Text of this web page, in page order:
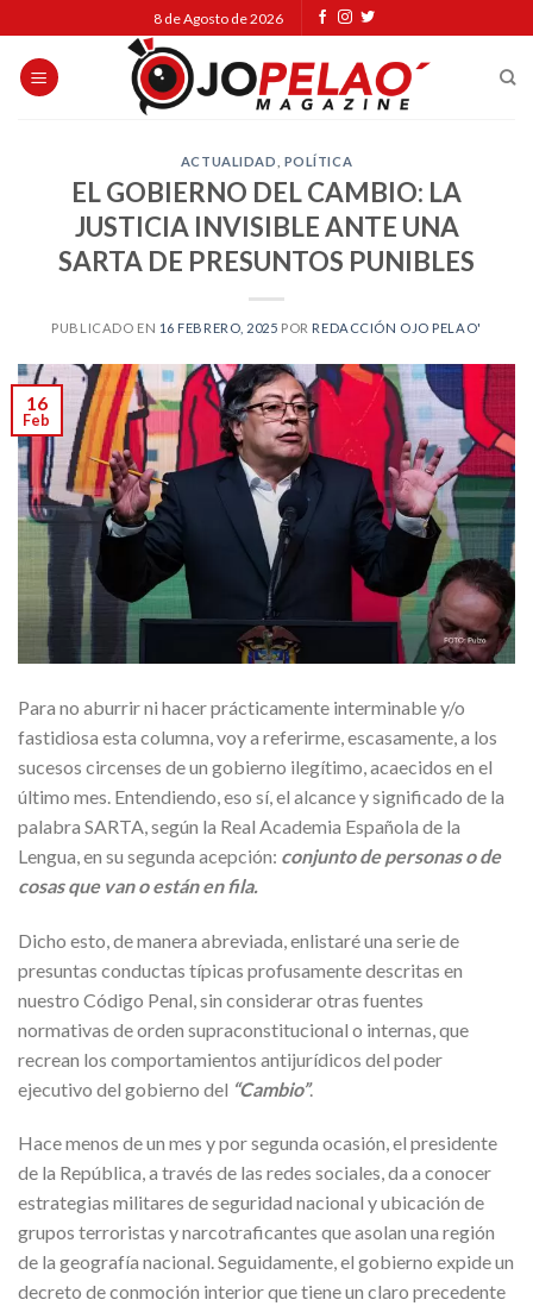
to
content
8 de Agosto de 2026
ACTUALIDAD POLÍTICA
EL GOBIERNO DEL CAMBIO: LA
JUSTICIA INVISIBLE ANTE UNA
SARTA DE PRESUNTOS PUNIBLES
PUBLICADO EN 16 FEBRERO, 2025 POR REDACCIÓN OJO PELAO'
16
Feb
Para no aburrir ni hacer prácticamente interminable y/o
fastidiosa esta columna, voy a referirme, escasamente, a los
sucesos circenses de un gobierno ilegítimo, acaecidos en el
último mes. Entendiendo, eso sí, el alcance y significado de la
palabra SARTA, según la Real Academia Española de la
Lengua, en su segunda acepción: conjunto de personas o de
cosas que van o están en fila.
Dicho esto, de manera abreviada, enlistaré una serie de
presuntas conductas típicas profusamente descritas en
nuestro Código Penal, sin considerar otras fuentes
normativas de orden supraconstitucional o internas, que
recrean los comportamientos antijurídicos del poder
ejecutivo del gobierno del “Cambio”.
Hace menos de un mes y por segunda ocasión, el presidente
de la República, a través de las redes sociales, da a conocer
estrategias militares de seguridad nacional y ubicación de
grupos terroristas y narcotraficantes que asolan una región
de la geografía nacional. Seguidamente, el gobierno expide un
decreto de conmoción interior que tiene un claro precedente